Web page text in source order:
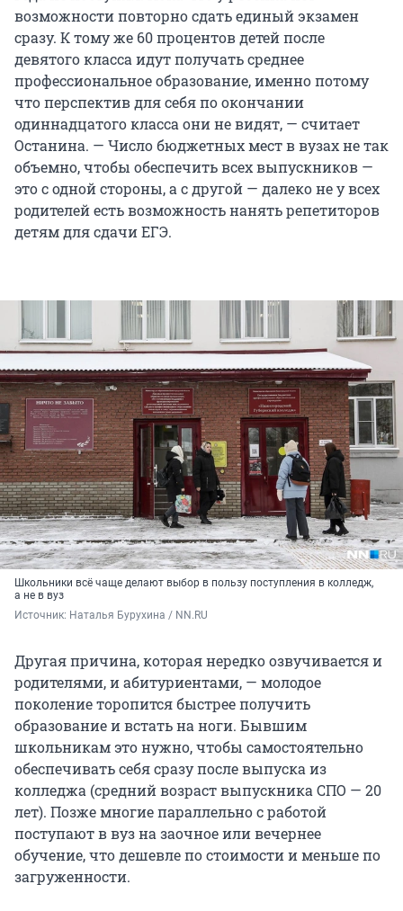
возможности повторно сдать единый экзамен
сразу. К тому же 60 процентов детей после
девятого класса идут получать среднее
профессиональное образование, именно потому
что перспектив для себя по окончании
одиннадцатого класса они не видят, — считает
Останина. — Число бюджетных мест в вузах не так
объемно, чтобы обеспечить всех выпускников —
это с одной стороны, а с другой — далеко не у всех
родителей есть возможность нанять репетиторов
детям для сдачи ЕГЭ.
Школьники всё чаще делают выбор в пользу поступления в колледж,
а не в вуз
Источник: Наталья Бурухина / NN.RU
Другая причина, которая нередко озвучивается и
родителями, и абитуриентами, — молодое
поколение торопится быстрее получить
образование и встать на ноги. Бывшим
школьникам это нужно, чтобы самостоятельно
обеспечивать себя сразу после выпуска из
колледжа (средний возраст выпускника СПО — 20
лет). Позже многие параллельно с работой
поступают в вуз на заочное или вечернее
обучение, что дешевле по стоимости и меньше по
загруженности.